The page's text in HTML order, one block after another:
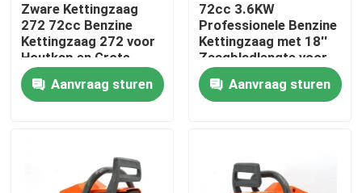
Producten
Video's
Zware Kettingzaag
272 72cc Benzine
Kettingzaag 272 voor
Houtkap en Grote
Boom Snoei
Aanvraag sturen
72cc 3.6KW
Professionele Benzine
Kettingzaag met 18''
Zaagbladlengte voor
Zwaar Bosbouw- en
Agrarisch Werk
Aanvraag sturen